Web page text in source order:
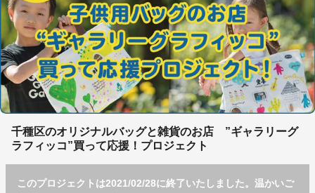
千種区のオリジナルバッグと雑貨のお店 ”ギャラリーグ
ラフィッコ”買って応援！プロジェクト
このプロジェクトは2021/02/28に終了いたしました。温かいご